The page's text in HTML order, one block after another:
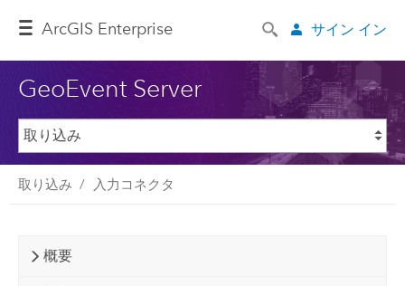
ArcGIS Enterprise サイン イン
GeoEvent Server
取り込み 入力コネクタ
概要